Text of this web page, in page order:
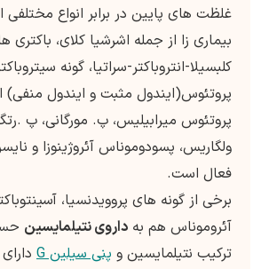
غلظت های پایین در برابر انواع مختلفی
بیماری زا از جمله اشرشیا کلای، باکتری
کلبسیلا-انتروباکتر-سراتیا، گونه
پروتئوس(ایندول مثبت و ایندول منفی)
پروتئوس میرابیلیس، پ. مورگانی، پ
ولگاریس، پسودوموناس آئروژینوزا و
فعال است.
برخی از گونه های پروویدنسیا،
آئروموناس هم به داروی نتیلمایسین
ترکیب نتیلمایسین و پنی سیلین G دارای